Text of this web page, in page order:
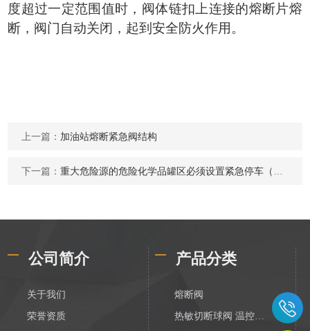
度超过一定范围值时，阀体链扣上连接的熔断片熔
断，阀门自动关闭，起到安全防火作用。
上一篇： 加油站熔断紧急阀结构
下一篇：重大危险源的危险化学品罐区必须设置紧急停车（紧急切断）功能
公司简介
关于我们
荣誉资质
产品分类
熔断阀
热敏切断球阀 温控切断阀